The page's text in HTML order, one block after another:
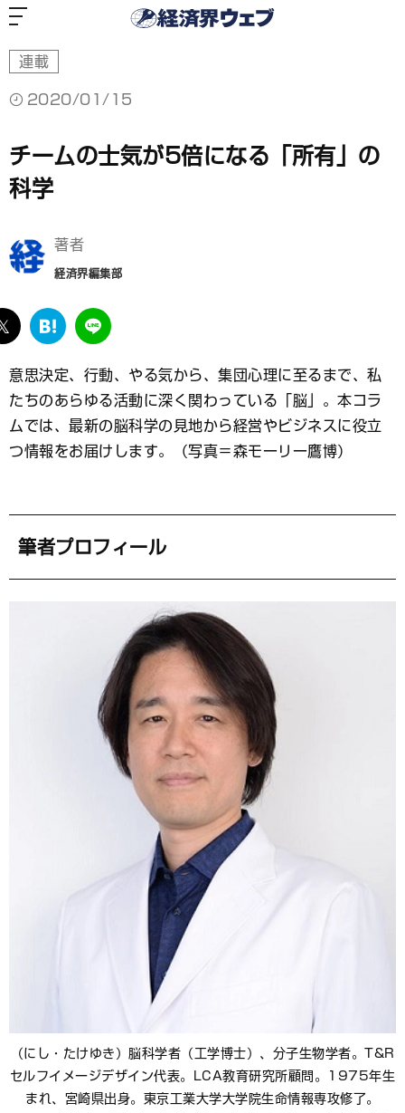
連載
2020/01/15
チームの士気が5倍になる「所有」の
科学
著者
経済界編集部
twitter
は
な
ブ
ッ
ク
マ
ー
LINE
意思決定、行動、やる気から、集団心理に至るまで、私
たちのあらゆる活動に深く関わっている「脳」。本コラ
ムでは、最新の脳科学の見地から経営やビジネスに役立
つ情報をお届けします。（写真＝森モーリー鷹博）
筆者プロフィール
（にし・たけゆき）脳科学者（工学博士）、分子生物学者。T&R
セルフイメージデザイン代表。LCA教育研究所顧問。1975年生
まれ、宮崎県出身。東京工業大学大学院生命情報専攻修了。